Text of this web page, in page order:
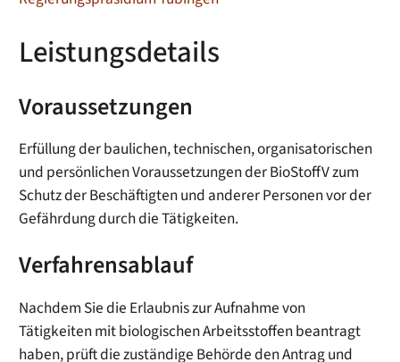
Leistungsdetails
Voraussetzungen
Erfüllung der baulichen, technischen, organisatorischen
und persönlichen Voraussetzungen der BioStoffV zum
Schutz der Beschäftigten und anderer Personen vor der
Gefährdung durch die Tätigkeiten.
Verfahrensablauf
Nachdem Sie die Erlaubnis zur Aufnahme von
Tätigkeiten mit biologischen Arbeitsstoffen beantragt
haben, prüft die zuständige Behörde den Antrag und